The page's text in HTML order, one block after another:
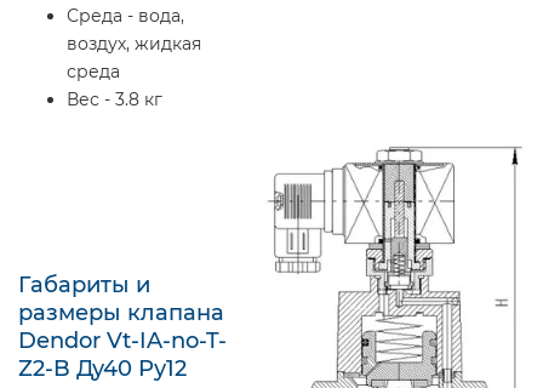
Среда - вода,
воздух, жидкая
среда
Вес - 3.8 кг
Габариты и
размеры клапана
Dendor Vt-IA-no-T-
Z2-B Ду40 Ру12